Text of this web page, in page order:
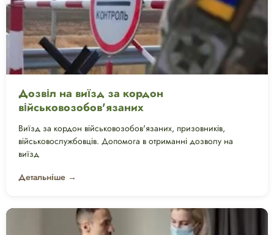
Дозвіл на виїзд за кордон
військовозобов'язаних
Виїзд за кордон військовозобов'язаних, призовників,
військовослужбовців. Допомога в отриманні дозволу на
виїзд
Детальніше →